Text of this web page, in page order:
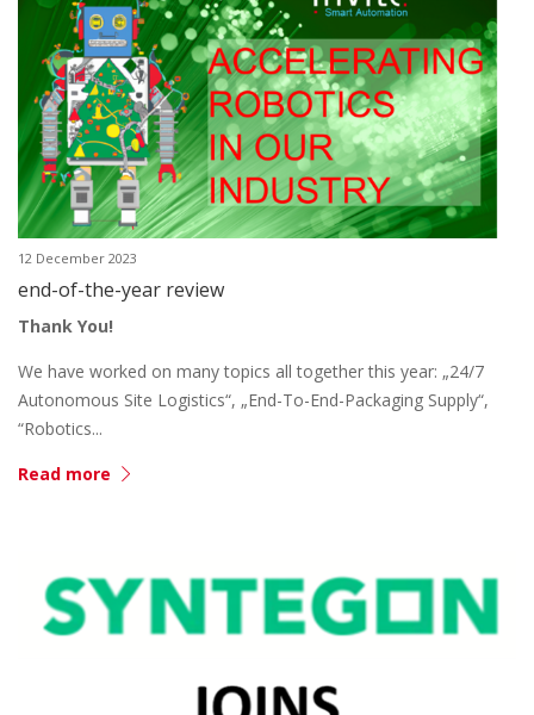
12 December 2023
end-of-the-year review
Thank You!
We have worked on many topics all together this year: „24/7
Autonomous Site Logistics“, „End-To-End-Packaging Supply“,
“Robotics...
Read more